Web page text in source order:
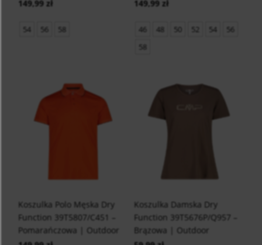
149,99 zł
54 56 58
149,99 zł
46 48 50 52 54
56
58
Koszulka Polo Męska Dry
Function 39T5807/C451 –
Pomarańczowa | Outdoor
Koszulka Damska Dry
Function 39T5676P/Q957 –
Brązowa | Outdoor